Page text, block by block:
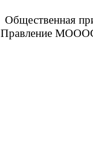
Общественная
Правление